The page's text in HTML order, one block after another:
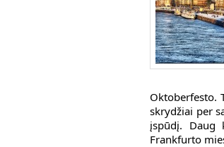
Oktoberfesto.
skrydžiai per
įspūdį. Daug
Frankfurto